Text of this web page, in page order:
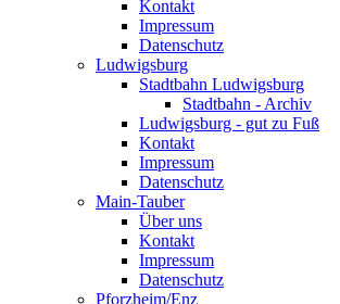
Kontakt
Impressum
Datenschutz
Ludwigsburg
Stadtbahn Ludwigsburg
Stadtbahn - Archiv
Ludwigsburg - gut zu Fuß
Kontakt
Impressum
Datenschutz
Main-Tauber
Über uns
Kontakt
Impressum
Datenschutz
Pforzheim/Enz